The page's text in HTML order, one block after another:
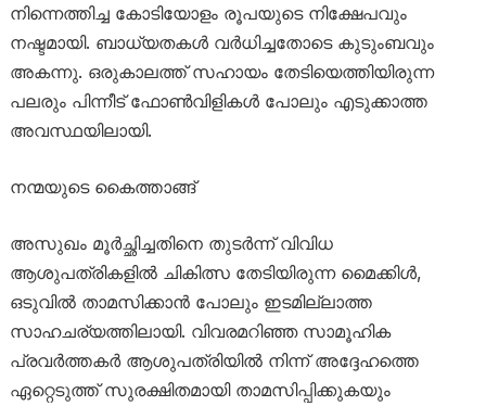
നിന്നെത്തിച്ച കോടിയോളം രൂപയുടെ നിക്ഷേപവും
നഷ്ടമായി. ബാധ്യതകൾ വർധിച്ചതോടെ കുടുംബവും
അകന്നു. ഒരുകാലത്ത് സഹായം തേടിയെത്തിയിരുന്ന
പലരും പിന്നീട് ഫോൺവിളികൾ പോലും എടുക്കാത്ത
അവസ്ഥയിലായി.
നന്മയുടെ കൈത്താങ്ങ്
അസുഖം മൂർച്ഛിച്ചതിനെ തുടർന്ന് വിവിധ
ആശുപത്രികളിൽ ചികിത്സ തേടിയിരുന്ന മൈക്കിൾ,
ഒടുവിൽ താമസിക്കാൻ പോലും ഇടമില്ലാത്ത
സാഹചര്യത്തിലായി. വിവരമറിഞ്ഞ സാമൂഹിക
പ്രവർത്തകർ ആശുപത്രിയിൽ നിന്ന് അദ്ദേഹത്തെ
ഏറ്റെടുത്ത് സുരക്ഷിതമായി താമസിപ്പിക്കുകയും